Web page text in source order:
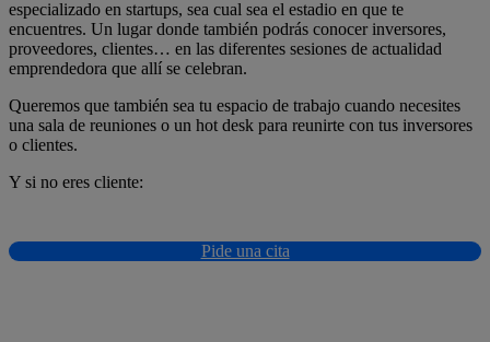
especializado en startups, sea cual sea el estadio en que te
encuentres. Un lugar donde también podrás conocer inversores,
proveedores, clientes… en las diferentes sesiones de actualidad
emprendedora que allí se celebran.
Queremos que también sea tu espacio de trabajo cuando necesites
una sala de reuniones o un hot desk para reunirte con tus inversores
o clientes.
Y si no eres cliente:
Pide una cita